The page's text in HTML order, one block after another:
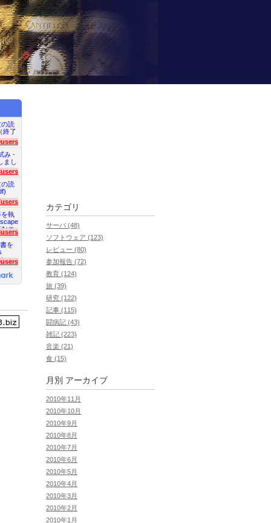
カテゴリ
サーバ (48)
ソフトウェア (123)
レビュー (80)
参加報告 (72)
教育 (124)
旅 (39)
研究 (122)
記事 (115)
闘病記 (43)
雑記 (223)
音楽 (21)
食 (15)
月別 アーカイブ
2010年11月
2010年10月
2010年9月
2010年8月
2010年7月
2010年6月
2010年5月
2010年4月
2010年3月
2010年2月
2010年1月
の読
終了
み -
まし
の読
を執
むエ
を